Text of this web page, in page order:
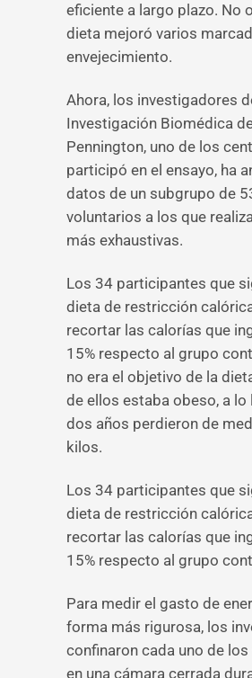
eficiente a largo plazo. No
dieta mejoró varios
envejecimiento.
Ahora, los investigadores
Investigación Biomédica
Pennington, uno de los
participó en el ensayo, ha
datos de un subgrupo de
voluntarios a los que
más exhaustivas.
Los 34 participantes que
dieta de restricción
recortar las calorías que
15% respecto al grupo
no era el objetivo de la
de ellos estaba obeso, a lo
dos años perdieron de
kilos.
Los 34 participantes que
dieta de restricción
recortar las calorías que
15% respecto al grupo
Para medir el gasto de
forma más rigurosa, los
confinaron cada uno de
en una cámara cerrada